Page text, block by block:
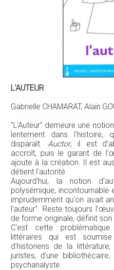
L'AUTEUR
Gabrielle CHAMARAT, Alain
"L'Auteur" demeure une
lentement dans l'histoire,
disparaît. Auctor, il est
accroît, puis le garant de
ajoute à la création. Il est
détient l'autorité.
Aujourd'hui, la notion
polysémique,
imprudemment qu'on avait
l'auteur". Reste toujours
de forme originale, définit son
C'est cette
littéraires qui est
d'historiens de la
juristes, d'une
psychanalyste.